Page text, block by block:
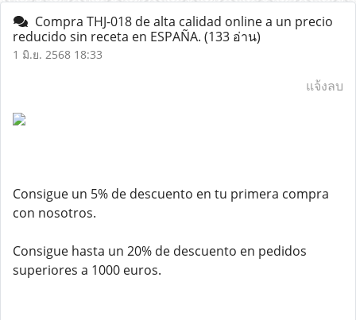
Compra THJ-018 de alta calidad online a un precio
reducido sin receta en ESPAÑA. (133 อ่าน)
1 มิ.ย. 2568 18:33
แจ้งลบ
Consigue un 5% de descuento en tu primera compra
con nosotros.
Consigue hasta un 20% de descuento en pedidos
superiores a 1000 euros.